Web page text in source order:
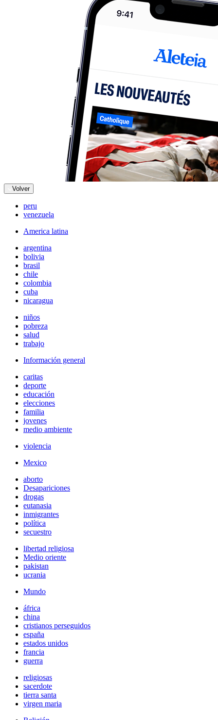
Volver
peru
venezuela
America latina
argentina
bolivia
brasil
chile
colombia
cuba
nicaragua
niños
pobreza
salud
trabajo
Información general
caritas
deporte
educación
elecciones
familia
jovenes
medio ambiente
violencia
Mexico
aborto
Desapariciones
drogas
eutanasia
inmigrantes
política
secuestro
libertad religiosa
Medio oriente
pakistan
ucrania
Mundo
áfrica
china
cristianos perseguidos
españa
estados unidos
francia
guerra
religiosas
sacerdote
tierra santa
virgen maria